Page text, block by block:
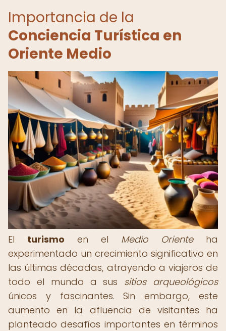
Importancia de la
Conciencia Turística en
Oriente Medio
El turismo en el Medio Orienteha
experimentado un crecimiento significativo en
las últimas décadas, atrayendo a viajeros de
todo el mundo a sus sitios arqueológicos
únicos y fascinantes. Sin embargo, este
aumento en la afluencia de visitantes ha
planteado desafíos importantes en términos